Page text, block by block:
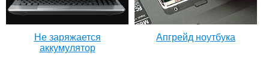
Не заряжается
аккумулятор
Апгрейд ноутбука